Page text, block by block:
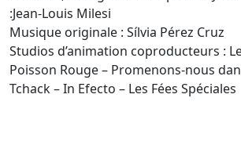
:Jean-Louis Milesi
Musique originale : Sílvia Pérez Cruz
Studios d’animation coproducteurs :
Poisson Rouge – Promenons-nous
Tchack – In Efecto – Les Fées Spéciales